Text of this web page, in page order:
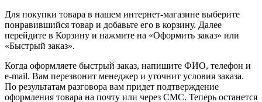
Для покупки товара в нашем интернет-магазине выберите
понравившийся товар и добавьте его в корзину. Далее
перейдите в Корзину и нажмите на «Оформить заказ» или
«Быстрый заказ».
Когда оформляете быстрый заказ, напишите ФИО, телефон и
e-mail. Вам перезвонит менеджер и уточнит условия заказа.
По результатам разговора вам придет подтверждение
оформления товара на почту или через СМС. Теперь останется